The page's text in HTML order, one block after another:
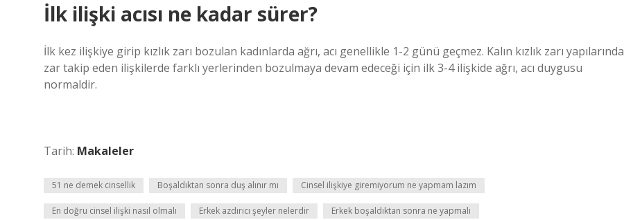
İlk ilişki acısı ne kadar sürer?
İlk kez ilişkiye girip kızlık zarı bozulan kadınlarda ağrı, acı genellikle 1-2 günü geçmez. Kalın kızlık zarı yapılarında
zar takip eden ilişkilerde farklı yerlerinden bozulmaya devam edeceği için ilk 3-4 ilişkide ağrı, acı duygusu
normaldir.
Tarih: Makaleler
51 ne demek cinsellik Boşaldıktan sonra duş alınır mı Cinsel ilişkiye giremiyorum ne yapmam lazım
En doğru cinsel ilişki nasıl olmalı Erkek azdırıcı şeyler nelerdir Erkek boşaldıktan sonra ne yapmalı